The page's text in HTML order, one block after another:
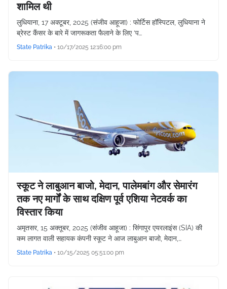
शामिल थी
लुधियाना, 17 अक्टूबर, 2025 (संजीव आहूजा) : फोर्टिस हॉस्पिटल, लुधियाना ने
ब्रेस्ट कैंसर के बारे में जागरूकता फैलाने के लिए ‘प…
State Patrika • 10/17/2025 12:16:00 pm
स्कूट ने लाबुआन बाजो, मेदान, पालेमबांग और सेमारंग
तक नए मार्गों के साथ दक्षिण पूर्व एशिया नेटवर्क का
विस्तार किया
अमृतसर, 15 अक्तूबर, 2025 (संजीव आहूजा) : सिंगापुर एयरलाइंस (SIA) की
कम लागत वाली सहायक कंपनी स्कूट ने आज लाबुआन बाजो, मेदान,…
State Patrika • 10/15/2025 05:51:00 pm